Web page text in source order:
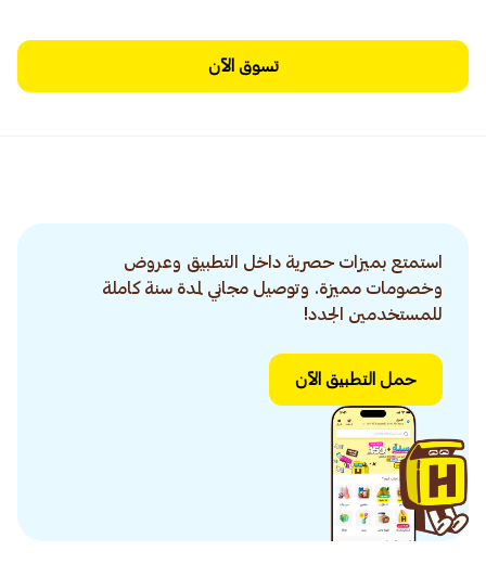
تسوق الآن
استمتع بميزات حصرية داخل التطبيق وعروض
وخصومات مميزة. وتوصيل مجاني لمدة سنة كاملة
للمستخدمين الجدد!
حمل التطبيق الآن